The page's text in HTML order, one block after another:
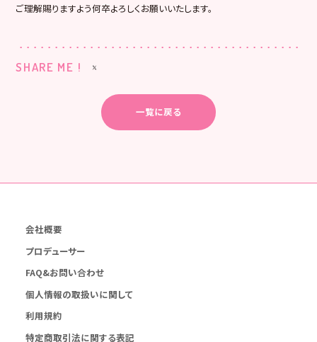
ご理解賜りますよう何卒よろしくお願いいたします。
SHARE ME !
一覧に戻る
会社概要
プロデューサー
FAQ&お問い合わせ
個人情報の取扱いに関して
利用規約
特定商取引法に関する表記